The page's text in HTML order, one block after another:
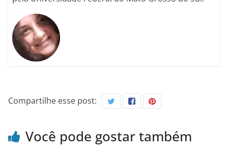
Compartilhe esse post:
Você pode gostar também